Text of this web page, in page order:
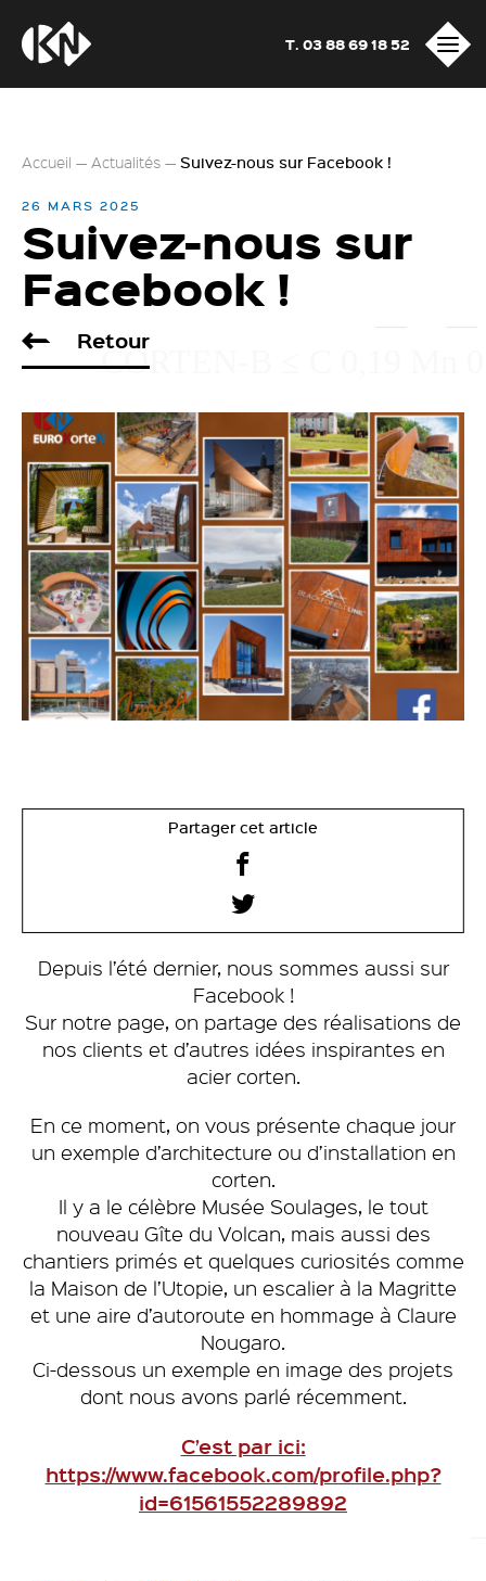
T. 03 88 69 18 52
Accueil — Actualités — Suivez-nous sur Facebook !
26 MARS 2025
Suivez-nous sur
Facebook !
Retour
Partager cet article
Depuis l’été dernier, nous sommes aussi sur
Facebook !
Sur notre page, on partage des réalisations de
nos clients et d’autres idées inspirantes en
acier corten.
En ce moment, on vous présente chaque jour
un exemple d’architecture ou d’installation en
corten.
Il y a le célèbre Musée Soulages, le tout
nouveau Gîte du Volcan, mais aussi des
chantiers primés et quelques curiosités comme
la Maison de l’Utopie, un escalier à la Magritte
et une aire d’autoroute en hommage à Claure
Nougaro.
Ci-dessous un exemple en image des projets
dont nous avons parlé récemment.
C’est par ici:
https://www.facebook.com/profile.php?
id=61561552289892